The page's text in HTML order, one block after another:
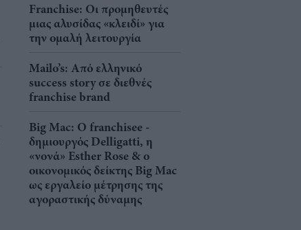
Franchise: Οι προμηθευτές
μιας αλυσίδας «κλειδί» για
την ομαλή λειτουργία
Mailo’s: Από ελληνικό
success story σε διεθνές
franchise brand
Big Mac: Ο franchisee -
δημιουργός Delligatti, η
«νονά» Esther Rose & ο
οικονομικός δείκτης Big Mac
ως εργαλείο μέτρησης της
αγοραστικής δύναμης